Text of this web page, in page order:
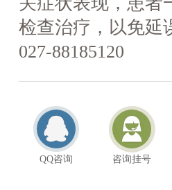
检查治疗，以免延
027-88185120
QQ咨询 咨询挂号